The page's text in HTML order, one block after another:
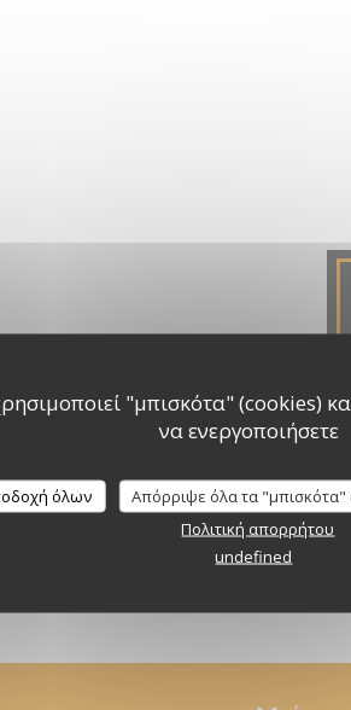
"μπισκότα" (cookies)
να ενεργοποιήσετε
όλων Απόρριψε όλα τα "μπισκότα"
Πολιτική απορρήτου
undefined
Merci à "Le petit
18/12/2014
((ΑΝΟΊΓΕΙ ΣΕ